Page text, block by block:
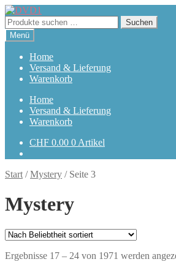
Zur
Navigation
springen
Zum
Inhalt
springen
Suchen
nach:
Suchen
Menü
Home
Versand & Lieferung
Warenkorb
Home
Versand & Lieferung
Warenkorb
CHF 0.00 0 Artikel
Start /Mystery / Seite 3
Mystery
Ergebnisse 17 – 24 von 1971 werden